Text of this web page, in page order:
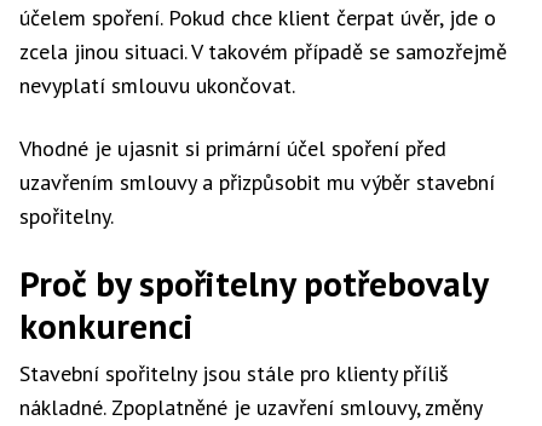
účelem spoření. Pokud chce klient čerpat úvěr, jde o
zcela jinou situaci. V takovém případě se samozřejmě
nevyplatí smlouvu ukončovat.
Vhodné je ujasnit si primární účel spoření před
uzavřením smlouvy a přizpůsobit mu výběr stavební
spořitelny.
Proč by spořitelny potřebovaly
konkurenci
Stavební spořitelny jsou stále pro klienty příliš
nákladné. Zpoplatněné je uzavření smlouvy, změny